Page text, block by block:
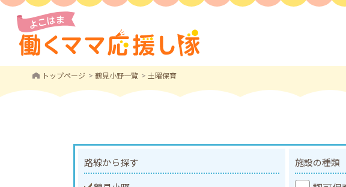
トップページ 鶴見小野一覧 土曜保育
路線から探す
施設の種類